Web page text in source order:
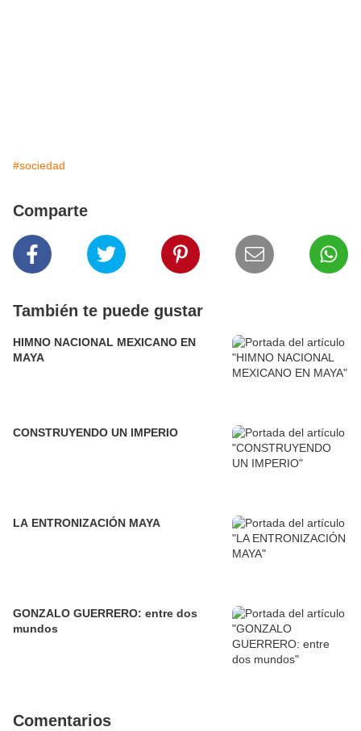
#sociedad
Comparte
También te puede gustar
HIMNO NACIONAL MEXICANO EN
MAYA
CONSTRUYENDO UN IMPERIO
LA ENTRONIZACIÓN MAYA
GONZALO GUERRERO: entre dos
mundos
Comentarios